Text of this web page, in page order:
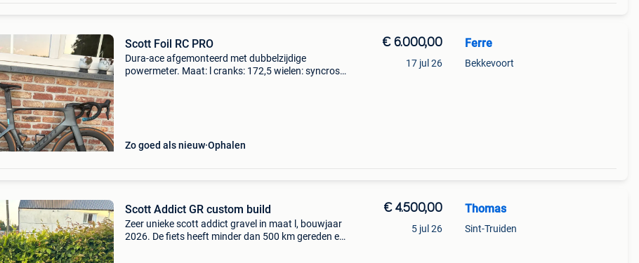
Scott Foil RC PRO
Dura-ace afgemonteerd met dubbelzijdige
powermeter. Maat: l cranks: 172,5 wielen: syncros
Zo goed als nieuw Ophalen
€ 6.000,00
17 jul 26
Ferre
Bekkevoort
Scott Addict GR custom build
Zeer unieke scott addict gravel in maat l, bouwjaar
2026. De fiets heeft minder dan 500 km gereden en
€ 4.500,00
5 jul 26
Thomas
Sint-Truiden